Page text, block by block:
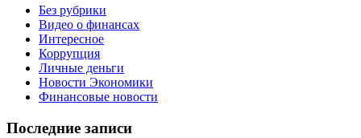
Без рубрики
Видео о финансах
Интересное
Коррупция
Личные деньги
Новости Экономики
Финансовые новости
Последние записи